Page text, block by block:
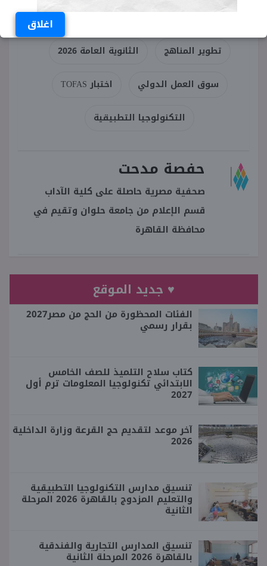
اغلاق المدارس المصرية اليابانية تعليم البرمجة
تطوير المناهج الثانوية العامة 2026
سوق العمل الدولي اختبار TOFAS
التكنولوجيا التطبيقية
حفصة مدحت
صحفية مصرية حاصلة على كلية الآداب
قسم الإعلام من جامعة حلوان وتقيم في
محافظة القاهرة
♥ جديد الموقع
الفئات المحظورة من الحج من مصر2027
بقرار رسمي
كتاب سلاح التلميذ للصف الخامس
الابتدائي تكنولوجيا المعلومات ترم أول
2027
آخر موعد لتقديم حج القرعة وزارة الداخلية
2026
تنسيق مدارس التكنولوجيا التطبيقية
والتعليم المزدوج بالقاهرة 2026 المرحلة
الثانية
تنسيق المدارس التجارية والفندقية
بالقاهرة 2026 المرحلة الثانية